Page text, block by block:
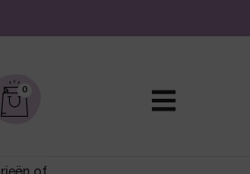
online en in de winkel
0